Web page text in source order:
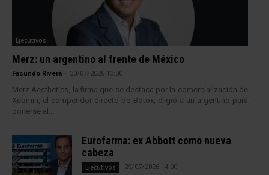
Ejecutivos
Merz: un argentino al frente de México
Facundo Rivera 30/07/2026 13:00
Merz Aesthetics, la firma que se destaca por la comercialización de
Xeomin, el competidor directo de Botox, eligió a un argentino para
ponerse al...
Eurofarma: ex Abbott como nueva
cabeza
Ejecutivos 29/07/2026 14:00